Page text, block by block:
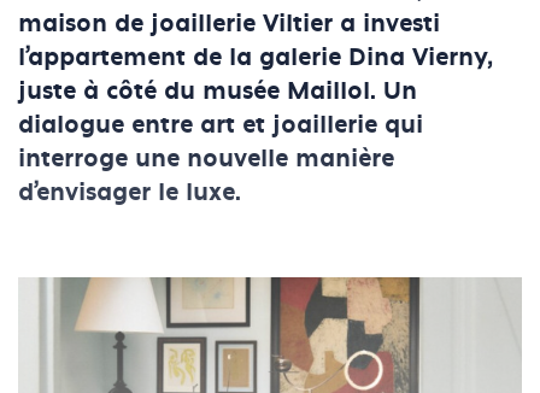
maison de joaillerie Viltier a investi
l’appartement de la galerie Dina Vierny,
juste à côté du musée Maillol. Un
dialogue entre art et joaillerie qui
interroge une nouvelle manière
d’envisager le luxe.